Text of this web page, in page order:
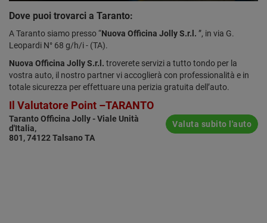
Dove puoi trovarci a Taranto:
A Taranto siamo presso “Nuova Officina Jolly S.r.l. ”, in via G.
Leopardi N° 68 g/h/i - (TA).
Nuova Officina Jolly S.r.l. troverete servizi a tutto tondo per la
vostra auto, il nostro partner vi accoglierà con professionalità e in
totale sicurezza per effettuare una perizia gratuita dell’auto.
Il Valutatore Point –TARANTO
Taranto Officina Jolly - Viale Unità
d'Italia,
801, 74122 Talsano TA
Valuta subito l'auto